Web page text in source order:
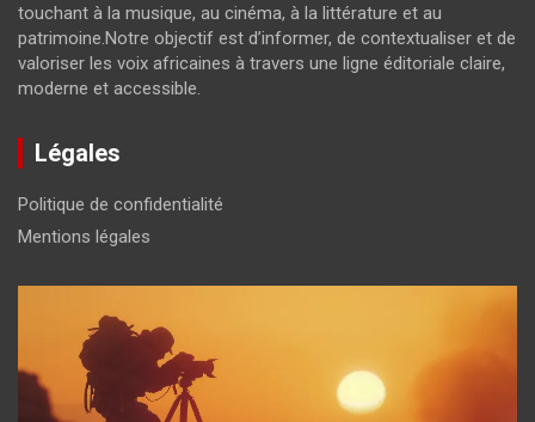
touchant à la musique, au cinéma, à la littérature et au
patrimoine.Notre objectif est d’informer, de contextualiser et de
valoriser les voix africaines à travers une ligne éditoriale claire,
moderne et accessible.
Légales
Politique de confidentialité
Mentions légales